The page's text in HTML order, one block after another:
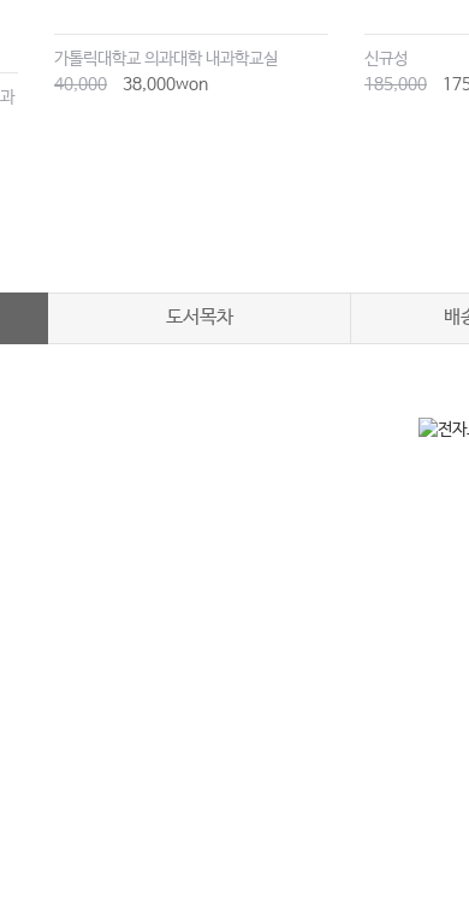
가톨릭대학교 의과대학 내과학교실
40,000
38,000won
신규성
185,000
도서목차 배